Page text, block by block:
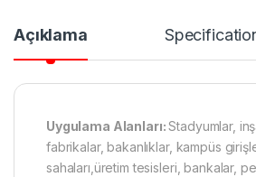
Açıklama
Uygulama Alanları:Stadyumlar,
fabrikalar, bakanlıklar, kampüs
sahaları,üretim tesisleri, bankalar,